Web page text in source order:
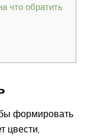
что обратить
формировать
цвести,